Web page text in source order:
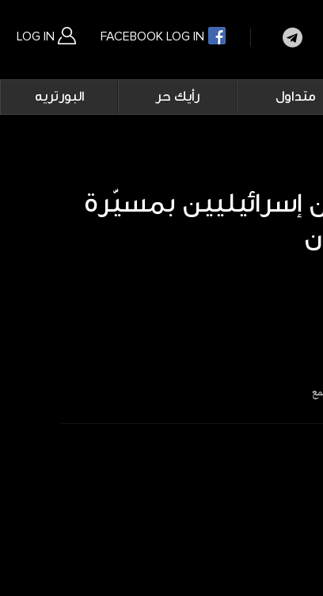
LOG IN FACEBOOK LOG IN
Main
navigation
متداول رأيك حر البورتريه
إسرائيليين بمسيّرة